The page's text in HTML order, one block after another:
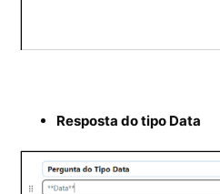
Resposta do tipo Data